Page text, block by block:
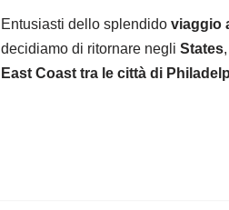
Entusiasti dello splendido viaggio
decidiamo di ritornare negli States
East Coast tra le città di